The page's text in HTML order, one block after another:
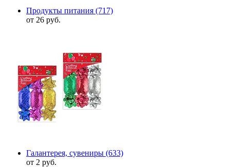
Продукты питания (717)
от 26 руб.
Галантерея, сувениры (633)
от 2 руб.